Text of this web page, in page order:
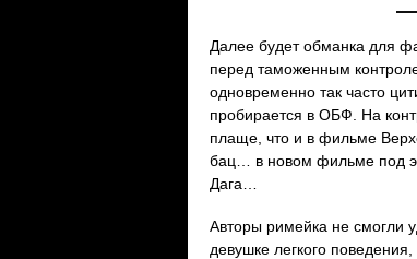
Далее будет обманка для
перед таможенным
одновременно так часто
пробирается в ОБФ. На
плаще, что и в фильме
бац… в новом фильме под
Дага…
Авторы римейка не смогли
девушке легкого